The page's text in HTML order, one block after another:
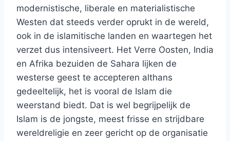
modernistische, liberale en materialistische
Westen dat steeds verder oprukt in de wereld,
ook in de islamitische landen en waartegen het
verzet dus intensiveert. Het Verre Oosten, India
en Afrika bezuiden de Sahara lijken de
westerse geest te accepteren althans
gedeeltelijk, het is vooral de Islam die
weerstand biedt. Dat is wel begrijpelijk de
Islam is de jongste, meest frisse en strijdbare
wereldreligie en zeer gericht op de organisatie